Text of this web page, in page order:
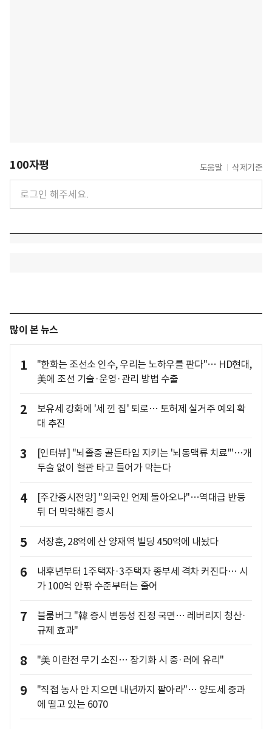
100자평 도움말 삭제기준
많이 본 뉴스
1
"한화는 조선소 인수, 우리는 노하우를 판다"… HD현대,
美에 조선 기술·운영·관리 방법 수출
2
보유세 강화에 '세 낀 집' 퇴로… 토허제 실거주 예외 확
대 추진
3
[인터뷰] "뇌졸중 골든타임 지키는 '뇌동맥류 치료'"…개
두술 없이 혈관 타고 들어가 막는다
4
[주간증시전망] "외국인 언제 돌아오나"…역대급 반등
뒤 더 막막해진 증시
5 서장훈, 28억에 산 양재역 빌딩 450억에 내놨다
6
내후년부터 1주택자·3주택자 종부세 격차 커진다… 시
가 100억 안팎 수준부터는 줄어
7
블룸버그 "韓 증시 변동성 진정 국면… 레버리지 청산·
규제 효과"
8 "美 이란전 무기 소진… 장기화 시 중·러에 유리"
9
"직접 농사 안 지으면 내년까지 팔아라"… 양도세 중과
에 떨고 있는 6070